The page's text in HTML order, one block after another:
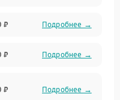
₽ Подробнее →
₽ Подробнее →
₽ Подробнее →